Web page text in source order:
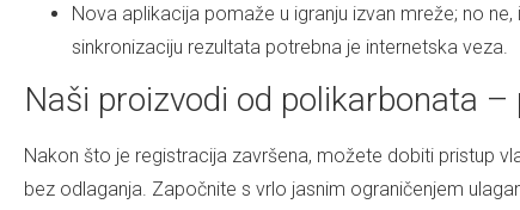
Nova aplikacija pomaže u igranju izvan mreže; no
sinkronizaciju rezultata potrebna je internetska veza.
Naši proizvodi od polikarbonata –
Nakon što je registracija završena, možete dobiti pristup
bez odlaganja. Započnite s vrlo jasnim ograničenjem